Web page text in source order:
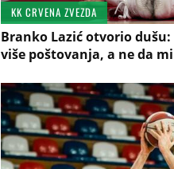
KK CRVENA ZVEZDA
Branko Lazić otvorio
više poštovanja, a ne da